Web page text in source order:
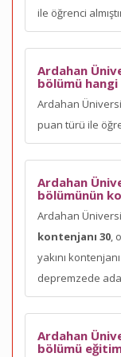
ile öğrenci
Ardahan
bölümü
Ardahan
puan türü ile
Ardahan
bölümünün
Ardahan
kontenjanı 30,
yakını
depremzede
Ardahan
bölümü